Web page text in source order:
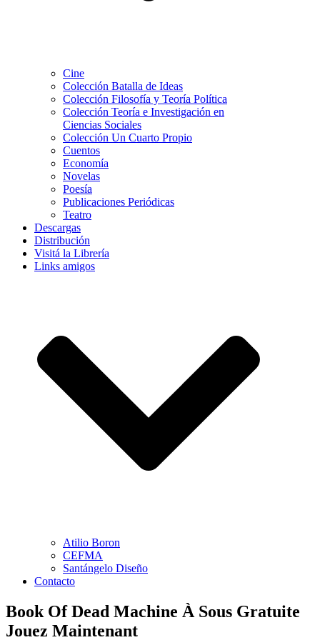
Cine
Colección Batalla de Ideas
Colección Filosofía y Teoría Política
Colección Teoría e Investigación en
Ciencias Sociales
Colección Un Cuarto Propio
Cuentos
Economía
Novelas
Poesía
Publicaciones Periódicas
Teatro
Descargas
Distribución
Visitá la Librería
Links amigos
Atilio Boron
CEFMA
Santángelo Diseño
Contacto
Book Of Dead Machine À Sous Gratuite
Jouez Maintenant